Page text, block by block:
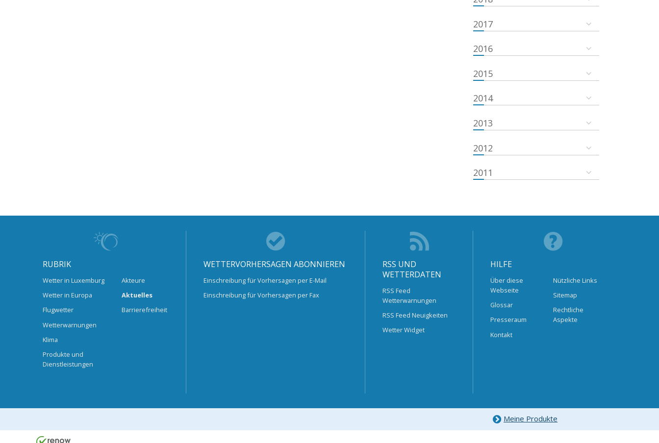
2017
2016
2015
2014
2013
2012
2011
RUBRIK
Wetter in Luxemburg
Wetter in Europa
Flugwetter
Wetterwarnungen
Klima
Produkte und
Dienstleistungen
Akteure
Aktuelles
Barrierefreiheit
WETTERVORHERSAGEN ABONNIEREN
Einschreibung für Vorhersagen per E-Mail
Einschreibung für Vorhersagen per Fax
RSS UND
WETTERDATEN
RSS Feed
Wetterwarnungen
RSS Feed Neuigkeiten
Wetter Widget
HILFE
Über diese
Webseite
Glossar
Presseraum
Kontakt
Nützliche Links
Sitemap
Rechtliche
Aspekte
Meine Produkte